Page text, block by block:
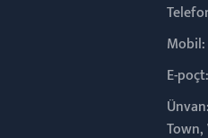
Mobil:
E-poçt: